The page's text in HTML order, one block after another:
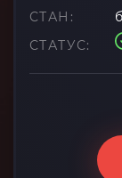
СТАН:
СТАТУС: